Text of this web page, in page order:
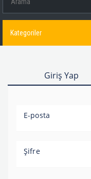
Kategoriler
Giriş Yap
E-posta
Şifre